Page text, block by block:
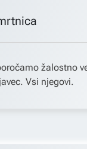
žalostno
Vsi njegovi.